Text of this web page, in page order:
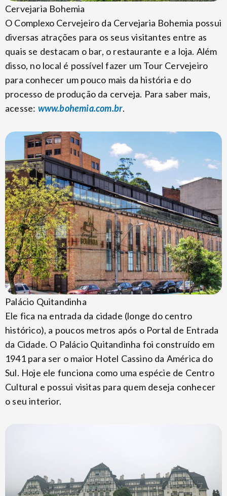
Cervejaria Bohemia
O Complexo Cervejeiro da Cervejaria Bohemia possui
diversas atrações para os seus visitantes entre as
quais se destacam o bar, o restaurante e a loja. Além
disso, no local é possível fazer um Tour Cervejeiro
para conhecer um pouco mais da história e do
processo de produção da cerveja. Para saber mais,
acesse: www.bohemia.com.br.
Palácio Quitandinha
Ele fica na entrada da cidade (longe do centro
histórico), a poucos metros após o Portal de Entrada
da Cidade. O Palácio Quitandinha foi construído em
1941 para ser o maior Hotel Cassino da América do
Sul. Hoje ele funciona como uma espécie de Centro
Cultural e possui visitas para quem deseja conhecer
o seu interior.